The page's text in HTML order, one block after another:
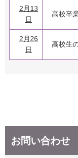
2月13
日
高校卒
2月26
日
高校生
お問い合わせ